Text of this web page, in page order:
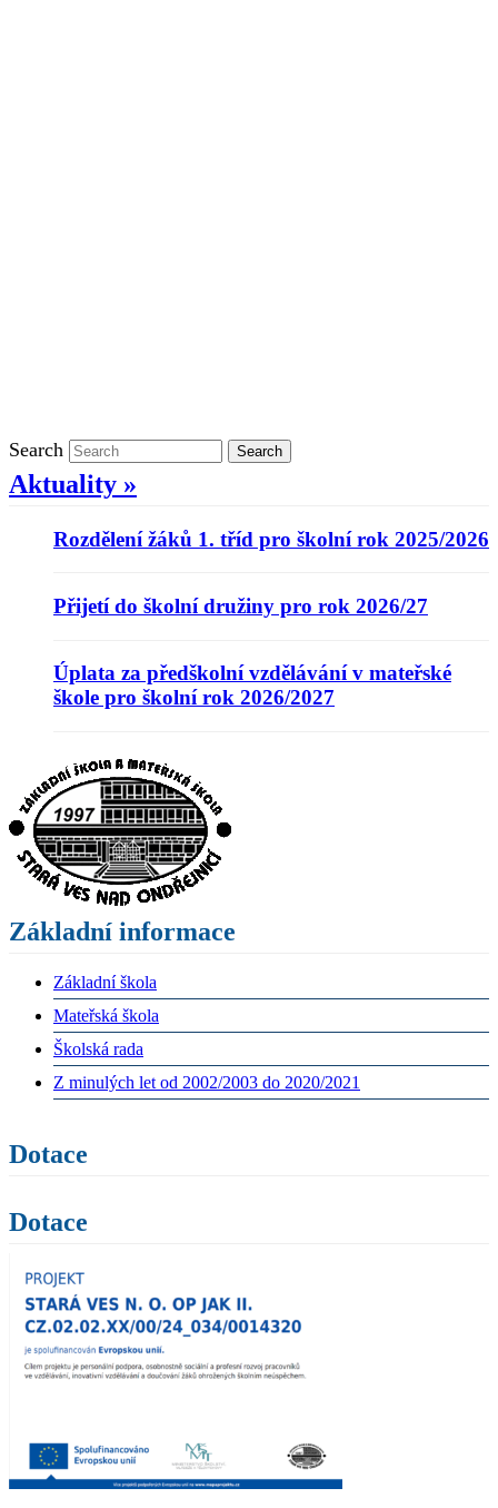
Search Search
Aktuality »
Rozdělení žáků 1. tříd pro školní rok 2025/2026
Přijetí do školní družiny pro rok 2026/27
Úplata za předškolní vzdělávání v mateřské
škole pro školní rok 2026/2027
Základní informace
Základní škola
Mateřská škola
Školská rada
Z minulých let od 2002/2003 do 2020/2021
Dotace
Dotace